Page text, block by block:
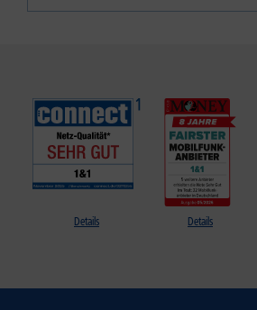
Details Details